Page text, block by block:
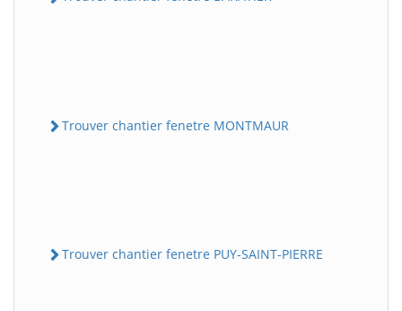
Trouver chantier fenetre MONTMAUR
Trouver chantier fenetre PUY-SAINT-PIERRE